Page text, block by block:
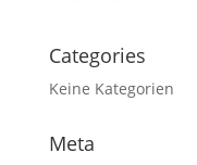
Categories
Keine Kategorien
Meta